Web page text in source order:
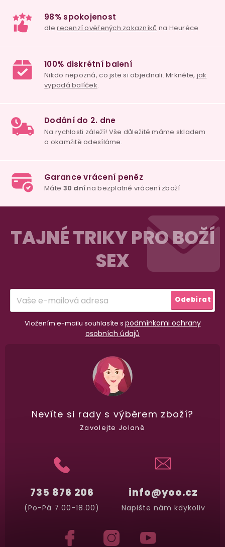
98% spokojenost
100% diskrétní balení
Nikdo nepozná, co jste si objednali. Mrkněte,
Garance vrácení peněz
na bezplatné vrácení zboží
TAJNÉ TRIKY PRO BOŽÍ
SEX
Vložením e-mailu souhlasíte s podmínkami ochrany
osobních údajů
Odebírat
info@yoo.cz
Napište nám kdykoliv
735 876 206
(Po-Pá 7.00-18.00)
Nevíte si rady s výběrem zboží?
Zavolejte Jolaně